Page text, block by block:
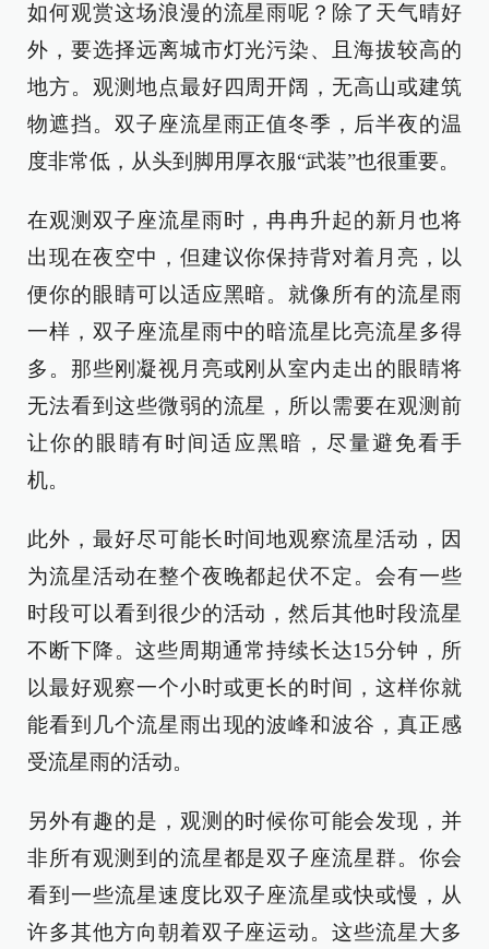
如何观赏这场浪漫的流星雨呢？除了天气晴好
外，要选择远离城市灯光污染、且海拔较高的
地方。观测地点最好四周开阔，无高山或建筑
物遮挡。双子座流星雨正值冬季，后半夜的温
度非常低，从头到脚用厚衣服“武装”也很重要。
在观测双子座流星雨时，冉冉升起的新月也将
出现在夜空中，但建议你保持背对着月亮，以
便你的眼睛可以适应黑暗。就像所有的流星雨
一样，双子座流星雨中的暗流星比亮流星多得
多。那些刚凝视月亮或刚从室内走出的眼睛将
无法看到这些微弱的流星，所以需要在观测前
让你的眼睛有时间适应黑暗，尽量避免看手
机。
此外，最好尽可能长时间地观察流星活动，因
为流星活动在整个夜晚都起伏不定。会有一些
时段可以看到很少的活动，然后其他时段流星
不断下降。这些周期通常持续长达15分钟，所
以最好观察一个小时或更长的时间，这样你就
能看到几个流星雨出现的波峰和波谷，真正感
受流星雨的活动。
另外有趣的是，观测的时候你可能会发现，并
非所有观测到的流星都是双子座流星群。你会
看到一些流星速度比双子座流星或快或慢，从
许多其他方向朝着双子座运动。这些流星大多